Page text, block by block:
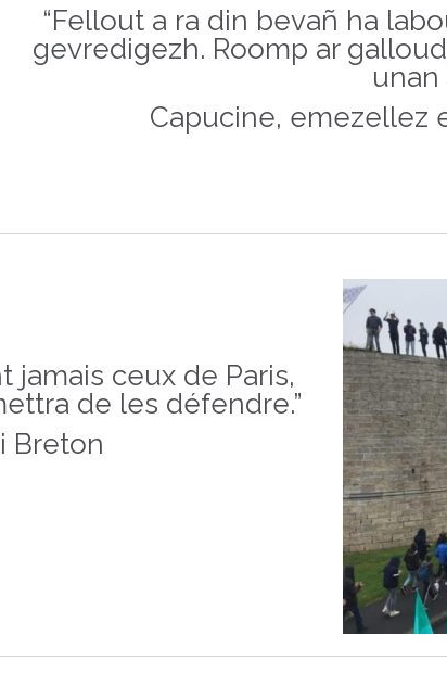
“Fellout a ra din bevañ ha
gevredigezh. Roomp ar
unan
Capucine, emezellez
jamais ceux de Paris,
de les défendre.”
Breton